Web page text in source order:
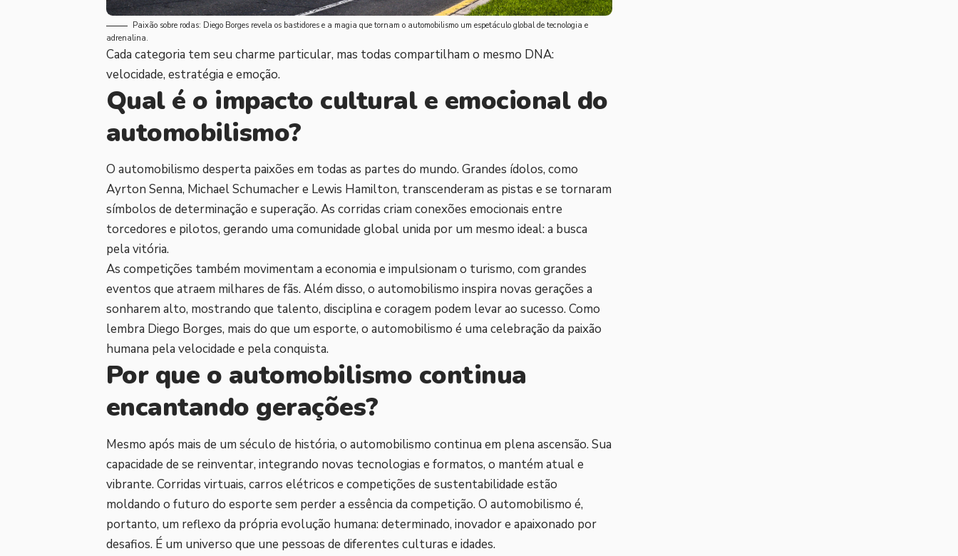
Paixão sobre rodas: Diego Borges revela os bastidores e a magia que tornam o automobilismo um espetáculo global de tecnologia e
adrenalina.
Cada categoria tem seu charme particular, mas todas compartilham o mesmo DNA:
velocidade, estratégia e emoção.
Qual é o impacto cultural e emocional do
automobilismo?
O automobilismo desperta paixões em todas as partes do mundo. Grandes ídolos, como
Ayrton Senna, Michael Schumacher e Lewis Hamilton, transcenderam as pistas e se tornaram
símbolos de determinação e superação. As corridas criam conexões emocionais entre
torcedores e pilotos, gerando uma comunidade global unida por um mesmo ideal: a busca
pela vitória.
As competições também movimentam a economia e impulsionam o turismo, com grandes
eventos que atraem milhares de fãs. Além disso, o automobilismo inspira novas gerações a
sonharem alto, mostrando que talento, disciplina e coragem podem levar ao sucesso. Como
lembra Diego Borges, mais do que um esporte, o automobilismo é uma celebração da paixão
humana pela velocidade e pela conquista.
Por que o automobilismo continua
encantando gerações?
Mesmo após mais de um século de história, o automobilismo continua em plena ascensão. Sua
capacidade de se reinventar, integrando novas tecnologias e formatos, o mantém atual e
vibrante. Corridas virtuais, carros elétricos e competições de sustentabilidade estão
moldando o futuro do esporte sem perder a essência da competição. O automobilismo é,
portanto, um reflexo da própria evolução humana: determinado, inovador e apaixonado por
desafios. É um universo que une pessoas de diferentes culturas e idades.